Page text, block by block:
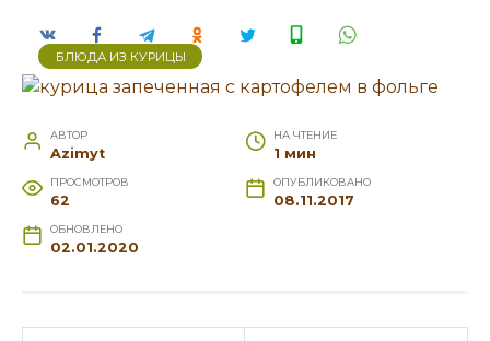
БЛЮДА ИЗ КУРИЦЫ
АВТОР
Azimyt
НА ЧТЕНИЕ
1 мин
ПРОСМОТРОВ
62
ОПУБЛИКОВАНО
08.11.2017
ОБНОВЛЕНО
02.01.2020